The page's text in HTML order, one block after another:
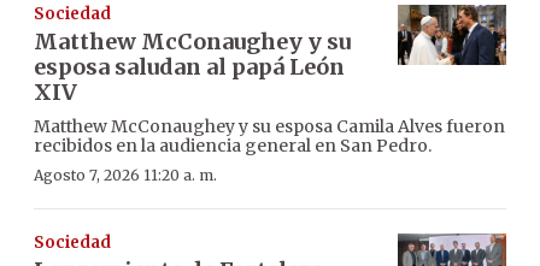
Sociedad
Matthew McConaughey y su
esposa saludan al papá León
XIV
Matthew McConaughey y su esposa Camila Alves fueron
recibidos en la audiencia general en San Pedro.
Agosto 7, 2026 11:20 a. m.
Sociedad